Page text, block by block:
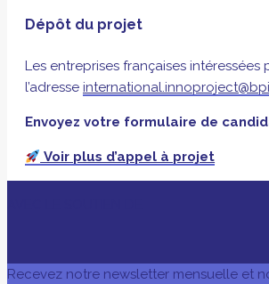
Dépôt du projet
Les entreprises françaises
l’adresse
Envoyez votre formulaire de
Voir plus d’appel à projet
Recevez notre newsletter mensuelle et